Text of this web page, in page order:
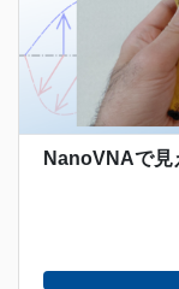
NanoVNAで見